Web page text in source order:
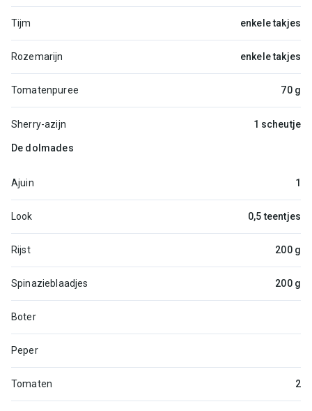
Tijm enkele takjes
Rozemarijn enkele takjes
Tomatenpuree 70 g
Sherry-azijn 1 scheutje
De dolmades
Ajuin 1
Look 0,5 teentjes
Rijst 200 g
Spinazieblaadjes 200 g
Boter
Peper
Tomaten 2